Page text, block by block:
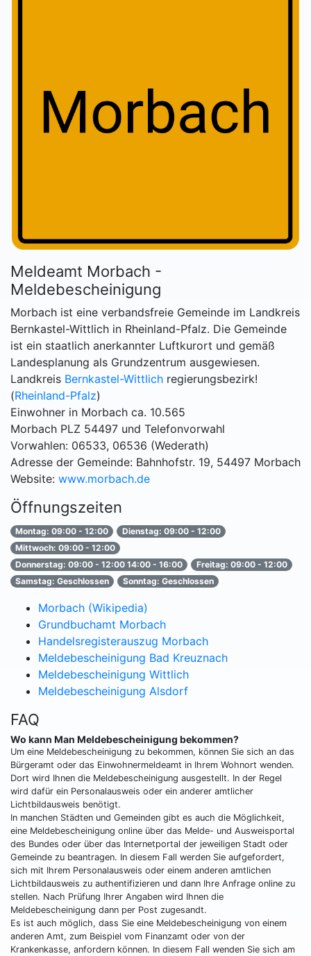
Meldeamt Morbach -
Meldebescheinigung
Morbach ist eine verbandsfreie Gemeinde im Landkreis
Bernkastel-Wittlich in Rheinland-Pfalz. Die Gemeinde
ist ein staatlich anerkannter Luftkurort und gemäß
Landesplanung als Grundzentrum ausgewiesen.
Landkreis Bernkastel-Wittlich regierungsbezirk!
(Rheinland-Pfalz)
Einwohner in Morbach ca. 10.565
Morbach PLZ 54497 und Telefonvorwahl
Vorwahlen: 06533, 06536 (Wederath)
Adresse der Gemeinde: Bahnhofstr. 19, 54497 Morbach
Website: www.morbach.de
Öffnungszeiten
Montag: 09:00 - 12:00
Dienstag: 09:00 - 12:00
Mittwoch: 09:00 - 12:00
Donnerstag: 09:00 - 12:00 14:00 - 16:00
Freitag: 09:00 - 12:00
Samstag: Geschlossen
Sonntag: Geschlossen
Morbach (Wikipedia)
Grundbuchamt Morbach
Handelsregisterauszug Morbach
Meldebescheinigung Bad Kreuznach
Meldebescheinigung Wittlich
Meldebescheinigung Alsdorf
FAQ
Wo kann Man Meldebescheinigung bekommen?
Um eine Meldebescheinigung zu bekommen, können Sie sich an das
Bürgeramt oder das Einwohnermeldeamt in Ihrem Wohnort wenden.
Dort wird Ihnen die Meldebescheinigung ausgestellt. In der Regel
wird dafür ein Personalausweis oder ein anderer amtlicher
Lichtbildausweis benötigt.
In manchen Städten und Gemeinden gibt es auch die Möglichkeit,
eine Meldebescheinigung online über das Melde- und Ausweisportal
des Bundes oder über das Internetportal der jeweiligen Stadt oder
Gemeinde zu beantragen. In diesem Fall werden Sie aufgefordert,
sich mit Ihrem Personalausweis oder einem anderen amtlichen
Lichtbildausweis zu authentifizieren und dann Ihre Anfrage online zu
stellen. Nach Prüfung Ihrer Angaben wird Ihnen die
Meldebescheinigung dann per Post zugesandt.
Es ist auch möglich, dass Sie eine Meldebescheinigung von einem
anderen Amt, zum Beispiel vom Finanzamt oder von der
Krankenkasse, anfordern können. In diesem Fall wenden Sie sich am